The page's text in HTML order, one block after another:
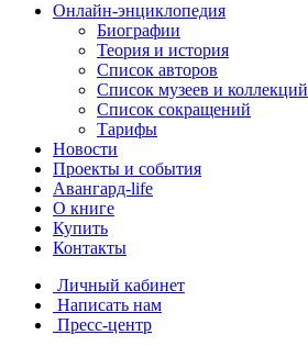
Онлайн-энциклопедия
Биографии
Теория и история
Список авторов
Список музеев и коллекций
Список сокращений
Тарифы
Новости
Проекты и события
Авангард-life
О книге
Купить
Контакты
Личный кабинет
Написать нам
Пресс-центр